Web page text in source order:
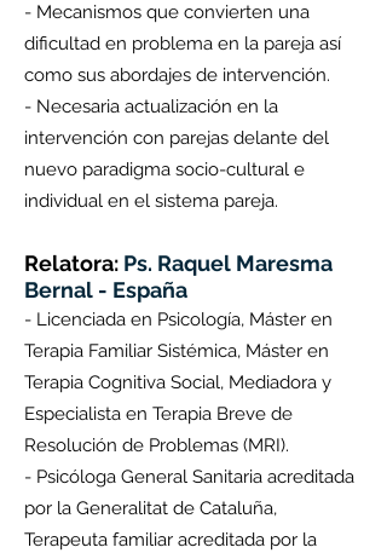
- Mecanismos que convierten una
dificultad en problema en la pareja así
como sus abordajes de intervención.
- Necesaria actualización en la
intervención con parejas delante del
nuevo paradigma socio-cultural e
individual en el sistema pareja.
Relatora: Ps. Raquel Maresma
Bernal - España
- Licenciada en Psicología, Máster en
Terapia Familiar Sistémica, Máster en
Terapia Cognitiva Social, Mediadora y
Especialista en Terapia Breve de
Resolución de Problemas (MRI).
- Psicóloga General Sanitaria acreditada
por la Generalitat de Cataluña,
Terapeuta familiar acreditada por la